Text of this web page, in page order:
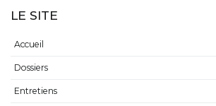
LE SITE
Accueil
Dossiers
Entretiens